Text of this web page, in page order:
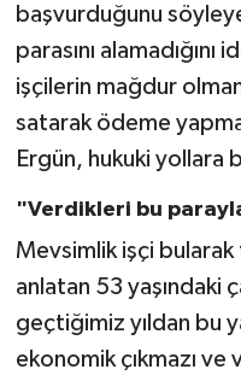
başvurduğunu
parasını
işçilerin mağdur
satarak ödeme
Ergün, hukuki yollara
"Verdikleri bu
Mevsimlik işçi bularak
anlatan 53 yaşındaki
geçtiğimiz yıldan bu
ekonomik çıkmazı